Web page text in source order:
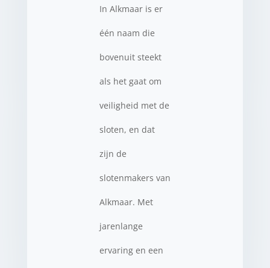
In Alkmaar is er
één naam die
bovenuit steekt
als het gaat om
veiligheid met de
sloten, en dat
zijn de
slotenmakers van
Alkmaar. Met
jarenlange
ervaring en een